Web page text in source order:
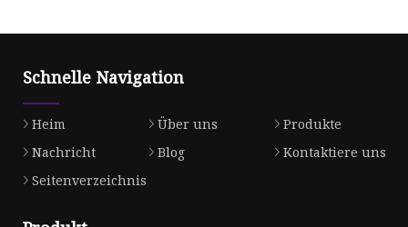
Schnelle Navigation
Heim Über uns
Produkte
Nachricht
Blog
Kontaktiere uns
Seitenverzeichnis